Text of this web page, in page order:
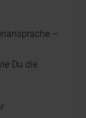
–
Du die